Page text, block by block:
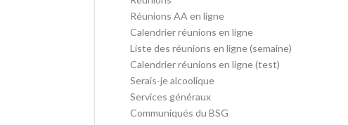
Réunions AA en ligne
Calendrier réunions en ligne
Liste des réunions en ligne (semaine)
Calendrier réunions en ligne (test)
Serais-je alcoolique
Services généraux
Communiqués du BSG